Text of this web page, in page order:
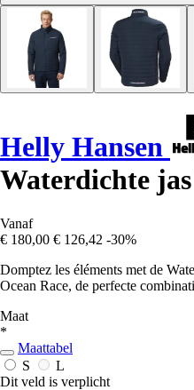
Helly Hansen
Waterdichte
Vanaf
€ 180,00 € 126,42 -30%
Domptez les éléments met de
Ocean Race, de perfecte
Maat
*
Maattabel
S
L
Dit veld is verplicht